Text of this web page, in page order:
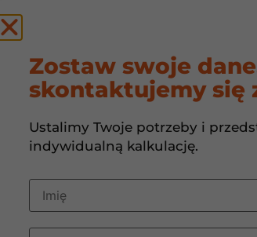
CIEPŁA
dobrze?
Zostaw swoje
skontaktujemy się
Ustalimy Twoje potrzeby i
indywidualną kalkulację.